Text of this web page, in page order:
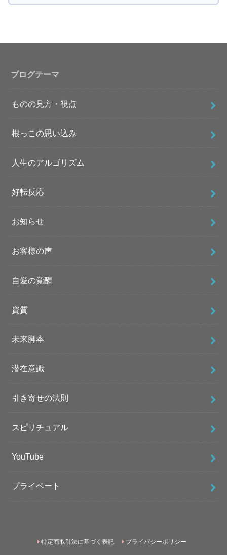
ブログテーマ
ものの見方・視点
根っこの思い込み
人生のアルゴリズム
好転反応
お知らせ
お客様の声
自愛の覚醒
資質
未来脚本
潜在意識
引き寄せの法則
スピリチュアル
YouTube
プライベート
特定商取引法に基づく表記 プライバシーポリシー